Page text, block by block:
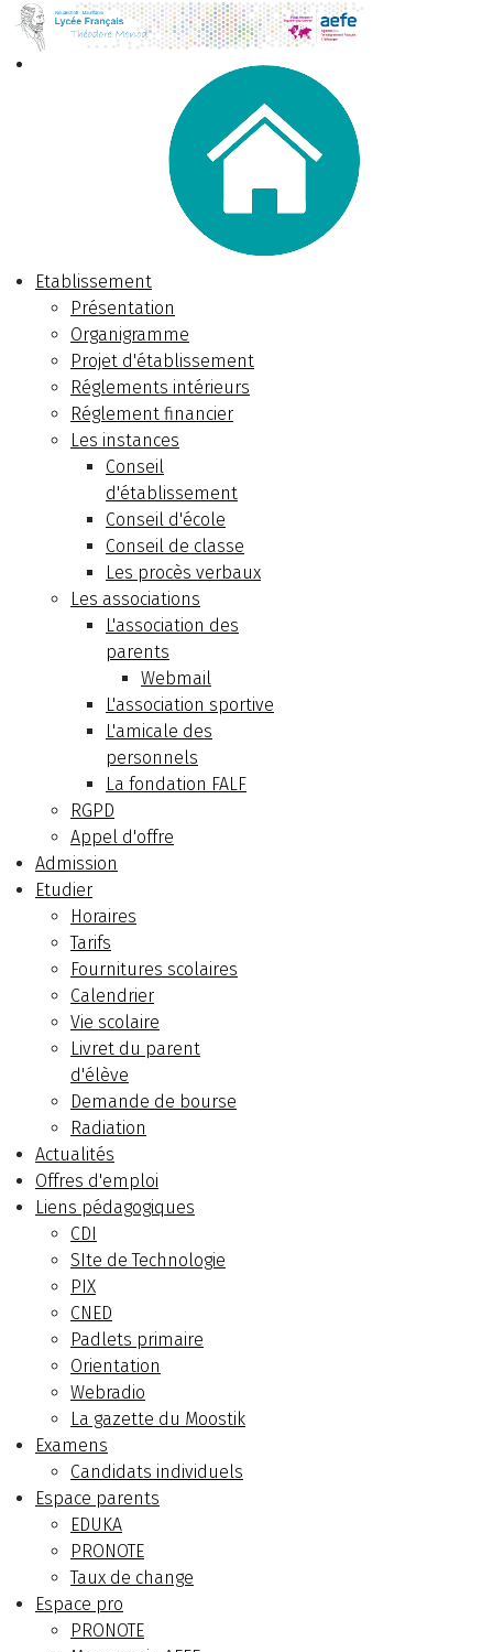
Etablissement
Présentation
Organigramme
Projet d'établissement
Réglements intérieurs
Réglement financier
Les instances
Conseil
d'établissement
Conseil d'école
Conseil de classe
Les procès verbaux
Les associations
L'association des
parents
Webmail
L'association sportive
L'amicale des
personnels
La fondation FALF
RGPD
Appel d'offre
Admission
Etudier
Horaires
Tarifs
Fournitures scolaires
Calendrier
Vie scolaire
Livret du parent
d'élève
Demande de bourse
Radiation
Actualités
Offres d'emploi
Liens pédagogiques
CDI
SIte de Technologie
PIX
CNED
Padlets primaire
Orientation
Webradio
La gazette du Moostik
Examens
Candidats individuels
Espace parents
EDUKA
PRONOTE
Taux de change
Espace pro
PRONOTE